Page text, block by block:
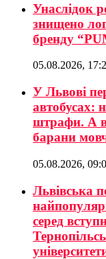
Унаслідок
знищено
бренду
05.08.2026,
У Львові
автобусах:
штрафи. А
барани
05.08.2026,
Львівська
серед